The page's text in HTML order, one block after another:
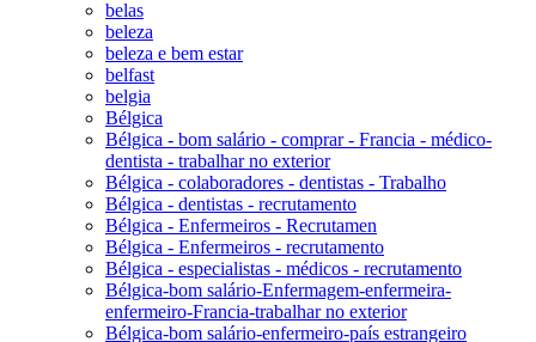
belas
beleza
beleza e bem estar
belfast
belgia
Bélgica
Bélgica - bom salário - comprar - Francia - médico-
dentista - trabalhar no exterior
Bélgica - colaboradores - dentistas - Trabalho
Bélgica - dentistas - recrutamento
Bélgica - Enfermeiros - Recrutamen
Bélgica - Enfermeiros - recrutamento
Bélgica - especialistas - médicos - recrutamento
Bélgica-bom salário-Enfermagem-enfermeira-
enfermeiro-Francia-trabalhar no exterior
Bélgica-bom salário-enfermeiro-país estrangeiro